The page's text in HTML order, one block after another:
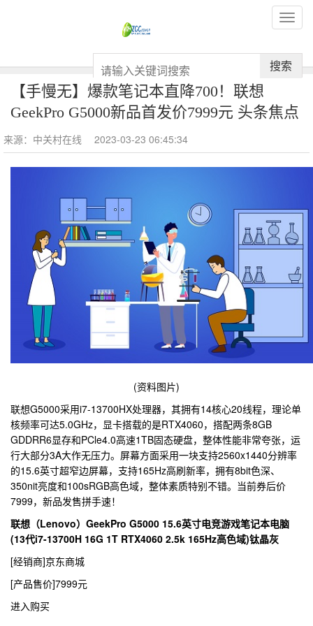
搜索
【手慢无】爆款笔记本直降700！联想
GeekPro G5000新品首发价7999元 头条焦点
来源：中关村在线 2023-03-23 06:45:34
(资料图片)
联想G5000采用i7-13700HX处理器，其拥有14核心20线程，理论单
核频率可达5.0GHz，显卡搭载的是RTX4060，搭配两条8GB
GDDRR6显存和PCle4.0高速1TB固态硬盘，整体性能非常夸张，运
行大部分3A大作无压力。屏幕方面采用一块支持2560x1440分辨率
的15.6英寸超窄边屏幕，支持165Hz高刷新率，拥有8bit色深、
350nit亮度和100sRGB高色域，整体素质特别不错。当前券后价
7999，新品发售拼手速！
联想（Lenovo）GeekPro G5000 15.6英寸电竞游戏笔记本电脑
(13代i7-13700H 16G 1T RTX4060 2.5k 165Hz高色域)钛晶灰
[经销商]京东商城
[产品售价]7999元
进入购买